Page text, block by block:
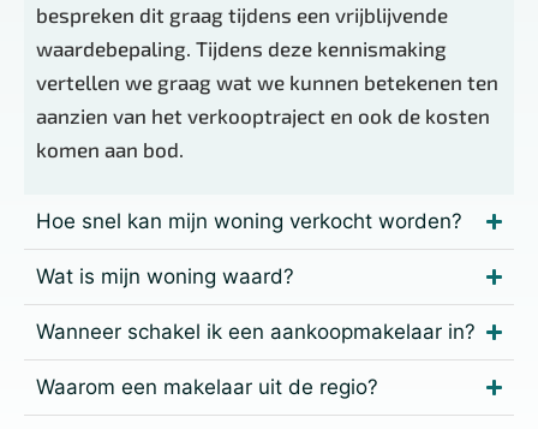
bespreken dit graag tijdens een vrijblijvende
waardebepaling. Tijdens deze kennismaking
vertellen we graag wat we kunnen betekenen ten
aanzien van het verkooptraject en ook de kosten
komen aan bod.
Hoe snel kan mijn woning verkocht worden?
Wat is mijn woning waard?
Wanneer schakel ik een aankoopmakelaar in?
Waarom een makelaar uit de regio?